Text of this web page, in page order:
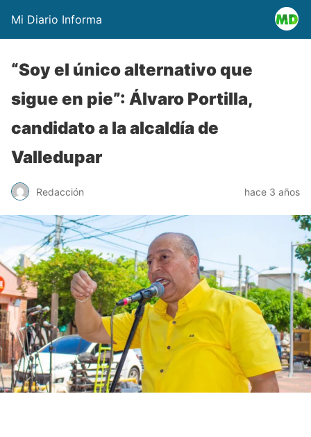
Mi Diario Informa
“Soy el único alternativo que
sigue en pie”: Álvaro Portilla,
candidato a la alcaldía de
Valledupar
Redacción hace 3 años